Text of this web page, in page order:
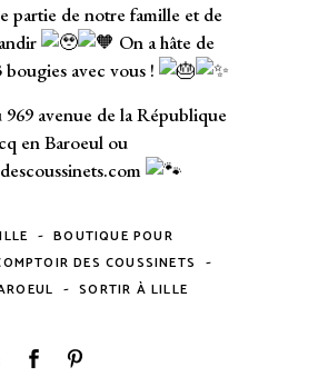
partie de notre famille et de
On a hâte de
avec vous !
avenue de la République
en Baroeul ou
- BOUTIQUE POUR
DES COUSSINETS -
- SORTIR À LILLE